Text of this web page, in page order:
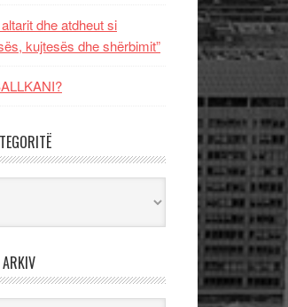
dhe atdheut si
kujtesës dhe shërbimit”
ARKIV